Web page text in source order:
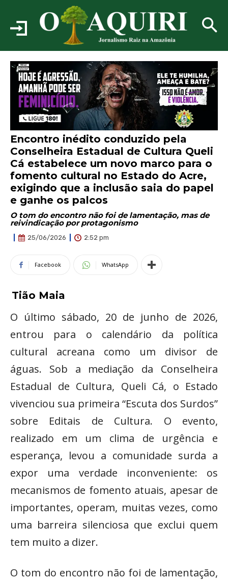
Encontro inédito conduzido pela
Conselheira Estadual de Cultura Queli
Cá estabelece um novo marco para o
fomento cultural no Estado do Acre,
exigindo que a inclusão saia do papel
e ganhe os palcos
O tom do encontro não foi de lamentação, mas de
reivindicação por protagonismo
25/06/2026 2:52 pm
Facebook WhatsApp
Tião Maia
O último sábado, 20 de junho de 2026,
entrou para o calendário da política
cultural acreana como um divisor de
águas. Sob a mediação da Conselheira
Estadual de Cultura, Queli Cá, o Estado
vivenciou sua primeira “Escuta dos Surdos”
sobre Editais de Cultura. O evento,
realizado em um clima de urgência e
esperança, levou a comunidade surda a
expor uma verdade inconveniente: os
mecanismos de fomento atuais, apesar de
importantes, operam, muitas vezes, como
uma barreira silenciosa que exclui quem
tem muito a dizer.
O tom do encontro não foi de lamentação,